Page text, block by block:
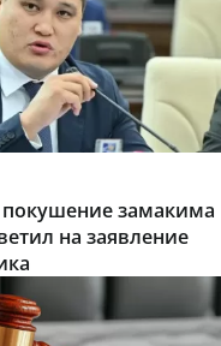
замакима
на заявление